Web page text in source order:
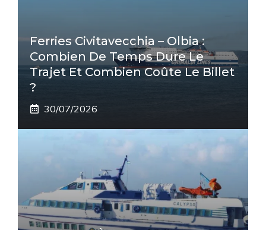
Ferries Civitavecchia – Olbia :
Combien De Temps Dure Le
Trajet Et Combien Coûte Le Billet
?
30/07/2026